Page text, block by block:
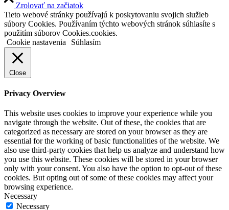
Zrolovať na začiatok
Tieto webové stránky používajú k poskytovaniu svojich služieb
súbory Cookies. Používaním týchto webových stránok súhlasíte s
použitím súborov Cookies.cookies.
Cookie nastavenia
Súhlasím
Close
Privacy Overview
This website uses cookies to improve your experience while you
navigate through the website. Out of these, the cookies that are
categorized as necessary are stored on your browser as they are
essential for the working of basic functionalities of the website. We
also use third-party cookies that help us analyze and understand how
you use this website. These cookies will be stored in your browser
only with your consent. You also have the option to opt-out of these
cookies. But opting out of some of these cookies may affect your
browsing experience.
Necessary
Necessary